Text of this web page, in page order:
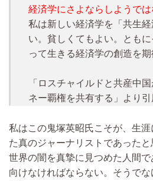
経済学にさよならしようでは
私は新しい経済学を「共生
い。貧しくてもよい。とも
って生きる経済学の創造を期
「ロスチャイルドと共産中
ネー覇権を共有する」より引
私はこの鬼塚英昭氏こそが、生
た真のジャーナリストであった
世界の闇を真摯に見つめた人間
向けなければならない。そうで